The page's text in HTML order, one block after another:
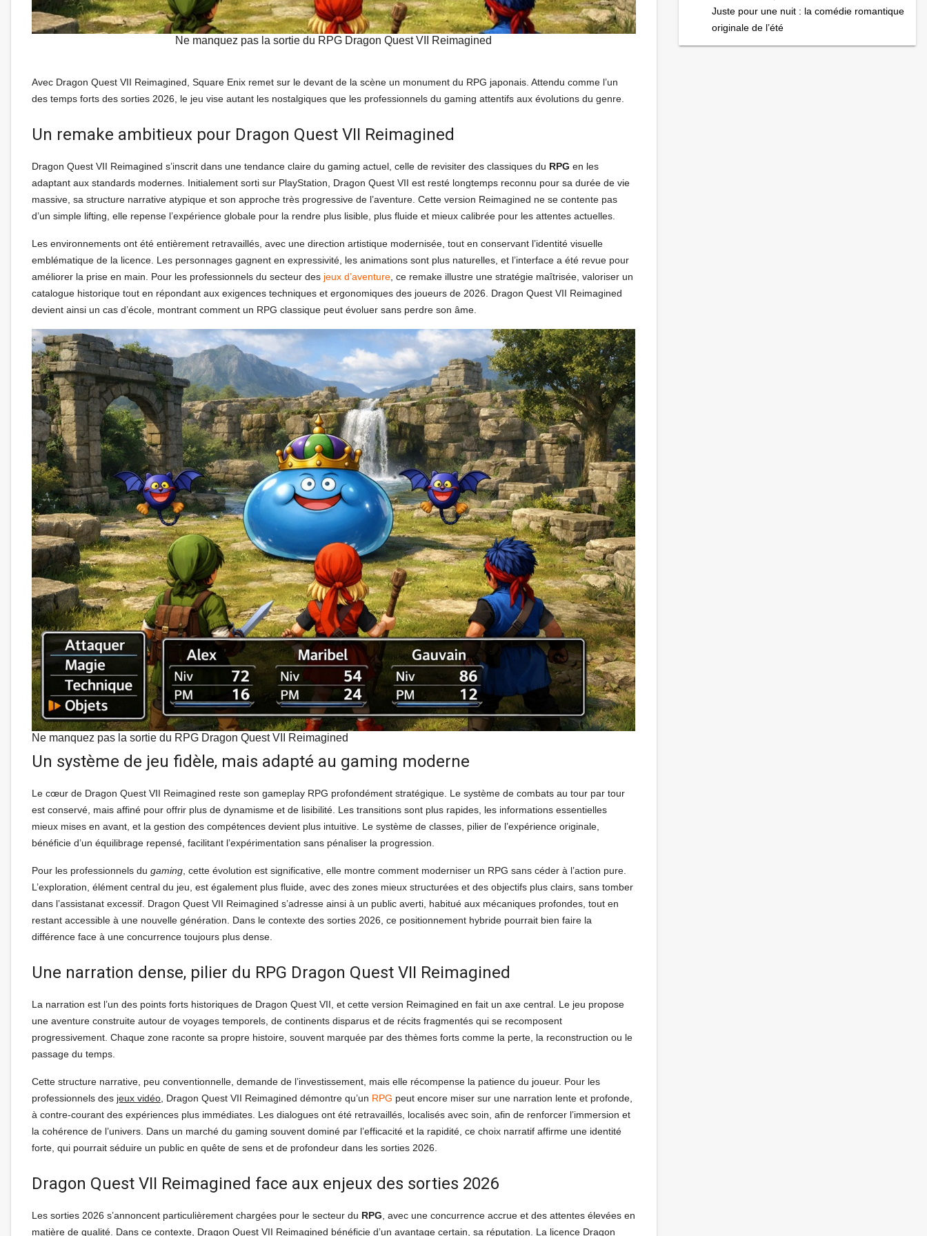
Ne manquez pas la sortie du RPG Dragon Quest VII Reimagined
Avec Dragon Quest VII Reimagined, Square Enix remet sur le devant de la scène un monument du RPG japonais. Attendu comme l’un
des temps forts des sorties 2026, le jeu vise autant les nostalgiques que les professionnels du gaming attentifs aux évolutions du genre.
Un remake ambitieux pour Dragon Quest VII Reimagined
Dragon Quest VII Reimagined s’inscrit dans une tendance claire du gaming actuel, celle de revisiter des classiques du RPG en les
adaptant aux standards modernes. Initialement sorti sur PlayStation, Dragon Quest VII est resté longtemps reconnu pour sa durée de vie
massive, sa structure narrative atypique et son approche très progressive de l’aventure. Cette version Reimagined ne se contente pas
d’un simple lifting, elle repense l’expérience globale pour la rendre plus lisible, plus fluide et mieux calibrée pour les attentes actuelles.
Les environnements ont été entièrement retravaillés, avec une direction artistique modernisée, tout en conservant l’identité visuelle
emblématique de la licence. Les personnages gagnent en expressivité, les animations sont plus naturelles, et l’interface a été revue pour
améliorer la prise en main. Pour les professionnels du secteur des jeux d’aventure , ce remake illustre une stratégie maîtrisée, valoriser un
catalogue historique tout en répondant aux exigences techniques et ergonomiques des joueurs de 2026. Dragon Quest VII Reimagined
devient ainsi un cas d’école, montrant comment un RPG classique peut évoluer sans perdre son âme.
Ne manquez pas la sortie du RPG Dragon Quest VII Reimagined
Un système de jeu fidèle, mais adapté au gaming moderne
Le cœur de Dragon Quest VII Reimagined reste son gameplay RPG profondément stratégique. Le système de combats au tour par tour
est conservé, mais affiné pour offrir plus de dynamisme et de lisibilité. Les transitions sont plus rapides, les informations essentielles
mieux mises en avant, et la gestion des compétences devient plus intuitive. Le système de classes, pilier de l’expérience originale,
bénéficie d’un équilibrage repensé, facilitant l’expérimentation sans pénaliser la progression.
Pour les professionnels du gaming , cette évolution est significative, elle montre comment moderniser un RPG sans céder à l’action pure.
L’exploration, élément central du jeu, est également plus fluide, avec des zones mieux structurées et des objectifs plus clairs, sans tomber
dans l’assistanat excessif. Dragon Quest VII Reimagined s’adresse ainsi à un public averti, habitué aux mécaniques profondes, tout en
restant accessible à une nouvelle génération. Dans le contexte des sorties 2026, ce positionnement hybride pourrait bien faire la
différence face à une concurrence toujours plus dense.
Une narration dense, pilier du RPG Dragon Quest VII Reimagined
La narration est l’un des points forts historiques de Dragon Quest VII, et cette version Reimagined en fait un axe central. Le jeu propose
une aventure construite autour de voyages temporels, de continents disparus et de récits fragmentés qui se recomposent
progressivement. Chaque zone raconte sa propre histoire, souvent marquée par des thèmes forts comme la perte, la reconstruction ou le
passage du temps.
Cette structure narrative, peu conventionnelle, demande de l’investissement, mais elle récompense la patience du joueur. Pour les
professionnels des jeux vidéo , Dragon Quest VII Reimagined démontre qu’un RPG peut encore miser sur une narration lente et profonde,
à contre-courant des expériences plus immédiates. Les dialogues ont été retravaillés, localisés avec soin, afin de renforcer l’immersion et
la cohérence de l’univers. Dans un marché du gaming souvent dominé par l’efficacité et la rapidité, ce choix narratif affirme une identité
forte, qui pourrait séduire un public en quête de sens et de profondeur dans les sorties 2026.
Dragon Quest VII Reimagined face aux enjeux des sorties 2026
Les sorties 2026 s’annoncent particulièrement chargées pour le secteur du RPG , avec une concurrence accrue et des attentes élevées en
matière de qualité. Dans ce contexte, Dragon Quest VII Reimagined bénéficie d’un avantage certain, sa réputation. La licence Dragon
Juste pour une nuit : la comédie romantique
originale de l’été